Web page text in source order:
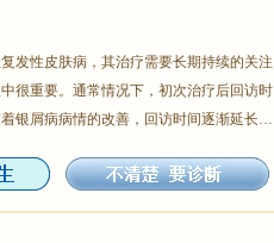
发性皮肤病，其治疗需要长期持续的关注
很重要。通常情况下，初次治疗后回访时
银屑病病情的改善，回访时间逐渐延长…